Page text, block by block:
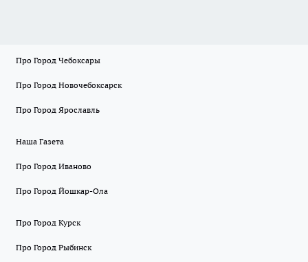
Про Город Чебоксары
Про Город Новочебоксарск
Про Город Ярославль
Наша Газета
Про Город Иваново
Про Город Йошкар-Ола
Про Город Курск
Про Город Рыбинск